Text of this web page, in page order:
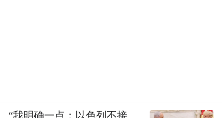
“我明确一点：以色列不接